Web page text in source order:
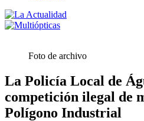
Foto de archivo
La Policía Local de
competición ilegal de
Polígono Industrial